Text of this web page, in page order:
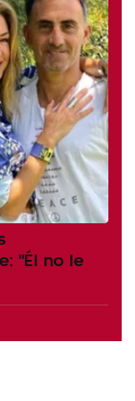
"Él no le